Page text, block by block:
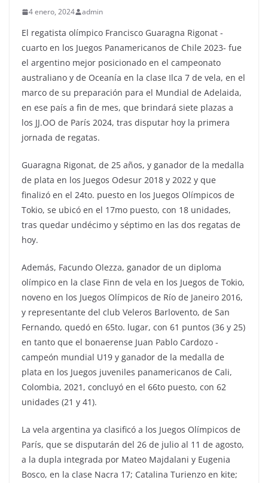
4 enero, 2024 admin
El regatista olímpico Francisco Guaragna Rigonat -
cuarto en los Juegos Panamericanos de Chile 2023- fue
el argentino mejor posicionado en el campeonato
australiano y de Oceanía en la clase Ilca 7 de vela, en el
marco de su preparación para el Mundial de Adelaida,
en ese país a fin de mes, que brindará siete plazas a
los JJ.OO de París 2024, tras disputar hoy la primera
jornada de regatas.
Guaragna Rigonat, de 25 años, y ganador de la medalla
de plata en los Juegos Odesur 2018 y 2022 y que
finalizó en el 24to. puesto en los Juegos Olímpicos de
Tokio, se ubicó en el 17mo puesto, con 18 unidades,
tras quedar undécimo y séptimo en las dos regatas de
hoy.
Además, Facundo Olezza, ganador de un diploma
olímpico en la clase Finn de vela en los Juegos de Tokio,
noveno en los Juegos Olímpicos de Río de Janeiro 2016,
y representante del club Veleros Barlovento, de San
Fernando, quedó en 65to. lugar, con 61 puntos (36 y 25)
en tanto que el bonaerense Juan Pablo Cardozo -
campeón mundial U19 y ganador de la medalla de
plata en los Juegos juveniles panamericanos de Cali,
Colombia, 2021, concluyó en el 66to puesto, con 62
unidades (21 y 41).
La vela argentina ya clasificó a los Juegos Olímpicos de
París, que se disputarán del 26 de julio al 11 de agosto,
a la dupla integrada por Mateo Majdalani y Eugenia
Bosco, en la clase Nacra 17; Catalina Turienzo en kite;